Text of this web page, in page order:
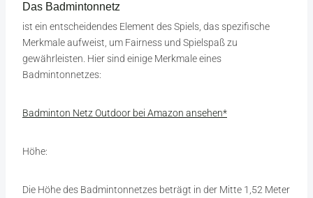
Das Badmintonnetz
ist ein entscheidendes Element des Spiels, das spezifische
Merkmale aufweist, um Fairness und Spielspaß zu
gewährleisten. Hier sind einige Merkmale eines
Badmintonnetzes:
Badminton Netz Outdoor bei Amazon ansehen*
Höhe:
Die Höhe des Badmintonnetzes beträgt in der Mitte 1,52 Meter